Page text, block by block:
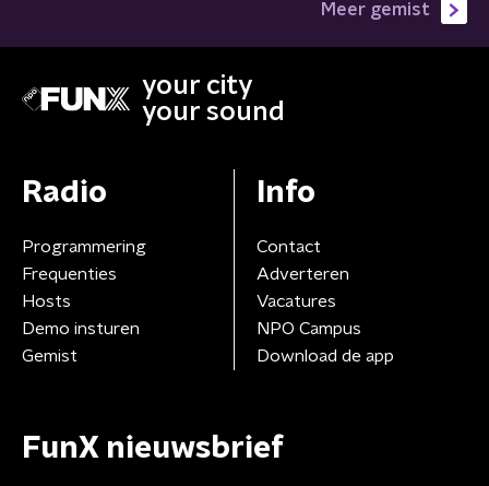
Meer gemist
your city
your sound
Radio
Programmering
Frequenties
Hosts
Demo insturen
Gemist
Info
Contact
Adverteren
Vacatures
NPO Campus
Download de app
FunX nieuwsbrief